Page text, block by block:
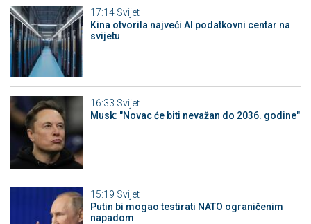
17:14 Svijet
Kina otvorila najveći AI podatkovni centar na
svijetu
16:33 Svijet
Musk: "Novac će biti nevažan do 2036. godine"
15:19 Svijet
Putin bi mogao testirati NATO ograničenim
napadom